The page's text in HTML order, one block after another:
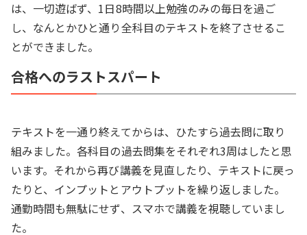
は、一切遊ばず、1日8時間以上勉強のみの毎日を過ご
し、なんとかひと通り全科目のテキストを終了させるこ
とができました。
合格へのラストスパート
テキストを一通り終えてからは、ひたすら過去問に取り
組みました。各科目の過去問集をそれぞれ3周はしたと思
います。それから再び講義を見直したり、テキストに戻っ
たりと、インプットとアウトプットを繰り返しました。
通勤時間も無駄にせず、スマホで講義を視聴していまし
た。